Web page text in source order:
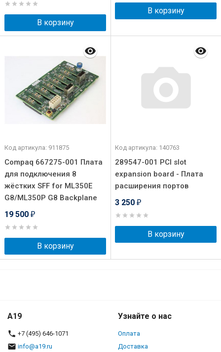
В корзину
В корзину
Код артикула: 911875
Compaq 667275-001 Плата
для подключения 8
жёстких SFF for ML350E
G8/ML350P G8 Backplane
19 500 ₽
В корзину
Код артикула: 140763
289547-001 PCI slot
expansion board - Плата
расширения портов
3 250 ₽
В корзину
A19
+7 (495) 646-1071
info@a19.ru
Узнайте о нас
Оплата
Доставка